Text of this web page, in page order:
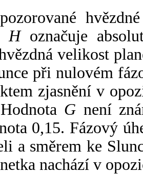
Hoznačuje
velikost
při nulovém
zjasnění v
G není
0,15. Fázový
a směrem ke
nachází v